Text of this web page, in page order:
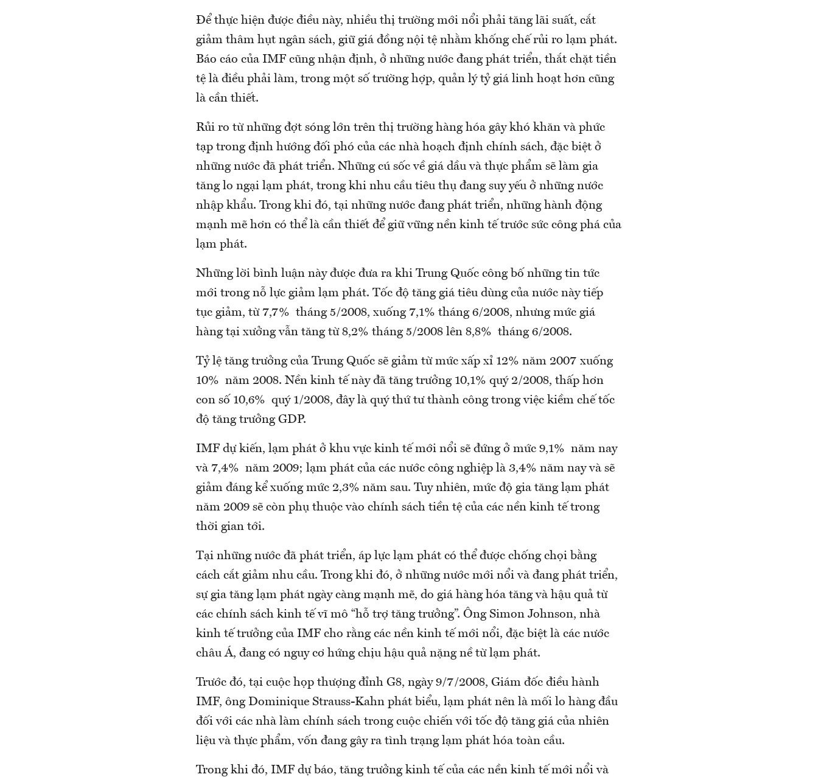
Để thực hiện được điều này, nhiều thị trường mới nổi phải tăng lãi suất, cắt
giảm thâm hụt ngân sách, giữ giá đồng nội tệ nhằm khống chế rủi ro lạm phát.
Báo cáo của IMF cũng nhận định, ở những nước đang phát triển, thắt chặt tiền
tệ là điều phải làm, trong một số trường hợp, quản lý tỷ giá linh hoạt hơn cũng
là cần thiết.
Rủi ro từ những đợt sóng lớn trên thị trường hàng hóa gây khó khăn và phức
tạp trong định hướng đối phó của các nhà hoạch định chính sách, đặc biệt ở
những nước đã phát triển. Những cú sốc về giá dầu và thực phẩm sẽ làm gia
tăng lo ngại lạm phát, trong khi nhu cầu tiêu thụ đang suy yếu ở những nước
nhập khẩu. Trong khi đó, tại những nước đang phát triển, những hành động
mạnh mẽ hơn có thể là cần thiết để giữ vững nền kinh tế trước sức công phá của
lạm phát.
Những lời bình luận này được đưa ra khi Trung Quốc công bố những tin tức
mới trong nỗ lực giảm lạm phát. Tốc độ tăng giá tiêu dùng của nước này tiếp
tục giảm, từ 7,7% tháng 5/2008, xuống 7,1% tháng 6/2008, nhưng mức giá
hàng tại xưởng vẫn tăng từ 8,2% tháng 5/2008 lên 8,8% tháng 6/2008.
Tỷ lệ tăng trưởng của Trung Quốc sẽ giảm từ mức xấp xỉ 12% năm 2007 xuống
10% năm 2008. Nền kinh tế này đã tăng trưởng 10,1% quý 2/2008, thấp hơn
con số 10,6% quý 1/2008, đây là quý thứ tư thành công trong việc kiềm chế tốc
độ tăng trưởng GDP.
IMF dự kiến, lạm phát ở khu vực kinh tế mới nổi sẽ đứng ở mức 9,1% năm nay
và 7,4% năm 2009; lạm phát của các nước công nghiệp là 3,4% năm nay và sẽ
giảm đáng kể xuống mức 2,3% năm sau. Tuy nhiên, mức độ gia tăng lạm phát
năm 2009 sẽ còn phụ thuộc vào chính sách tiền tệ của các nền kinh tế trong
thời gian tới.
Tại những nước đã phát triển, áp lực lạm phát có thể được chống chọi bằng
cách cắt giảm nhu cầu. Trong khi đó, ở những nước mới nổi và đang phát triển,
sự gia tăng lạm phát ngày càng mạnh mẽ, do giá hàng hóa tăng và hậu quả từ
các chính sách kinh tế vĩ mô “hỗ trợ tăng trưởng”. Ông Simon Johnson, nhà
kinh tế trưởng của IMF cho rằng các nền kinh tế mới nổi, đặc biệt là các nước
châu Á, đang có nguy cơ hứng chịu hậu quả nặng nề từ lạm phát.
Trước đó, tại cuộc họp thượng đỉnh G8, ngày 9/7/2008, Giám đốc điều hành
IMF, ông Dominique Strauss-Kahn phát biểu, lạm phát nên là mối lo hàng đầu
đối với các nhà làm chính sách trong cuộc chiến với tốc độ tăng giá của nhiên
liệu và thực phẩm, vốn đang gây ra tình trạng lạm phát hóa toàn cầu.
Trong khi đó, IMF dự báo, tăng trưởng kinh tế của các nền kinh tế mới nổi và